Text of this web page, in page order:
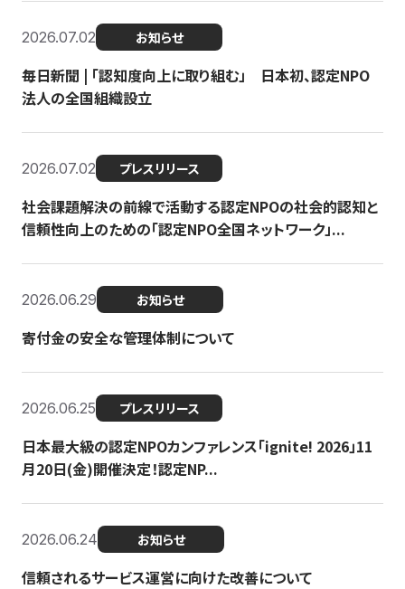
2026.07.02 お知らせ
毎日新聞 | 「認知度向上に取り組む」 日本初、認定NPO
法人の全国組織設立
2026.07.02 プレスリリース
社会課題解決の前線で活動する認定NPOの社会的認知と
信頼性向上のための「認定NPO全国ネットワーク」...
2026.06.29 お知らせ
寄付金の安全な管理体制について
2026.06.25 プレスリリース
日本最大級の認定NPOカンファレンス「ignite! 2026」11
月20日(金)開催決定！認定NP...
2026.06.24 お知らせ
信頼されるサービス運営に向けた改善について